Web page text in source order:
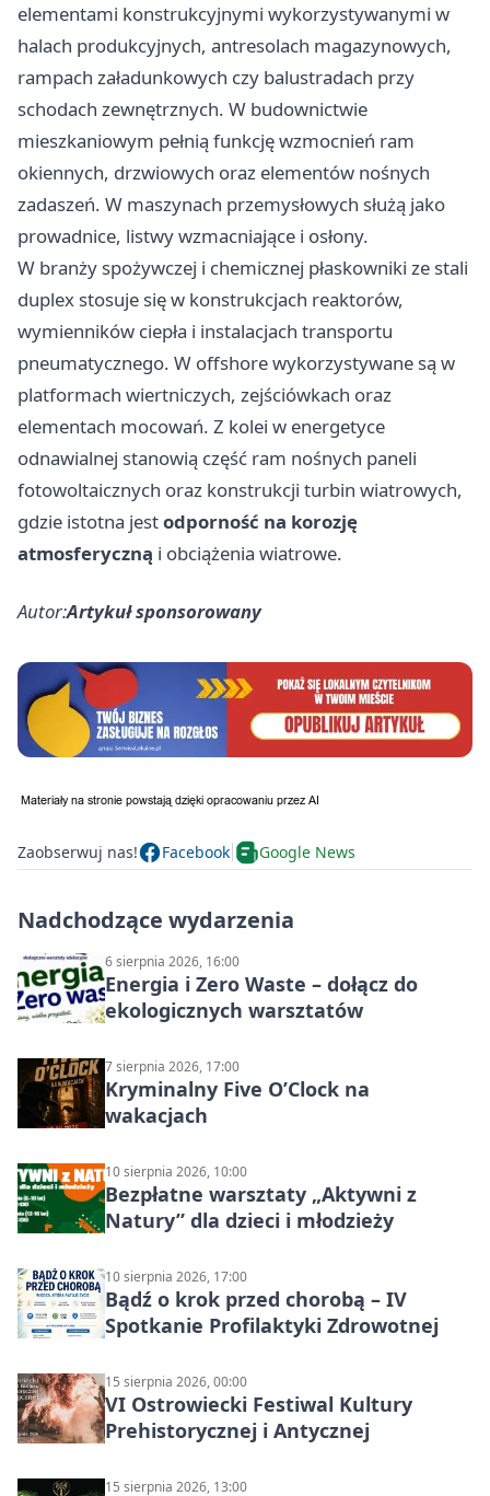
elementami konstrukcyjnymi wykorzystywanymi w
halach produkcyjnych, antresolach magazynowych,
rampach załadunkowych czy balustradach przy
schodach zewnętrznych. W budownictwie
mieszkaniowym pełnią funkcję wzmocnień ram
okiennych, drzwiowych oraz elementów nośnych
zadaszeń. W maszynach przemysłowych służą jako
prowadnice, listwy wzmacniające i osłony.
W branży spożywczej i chemicznej płaskowniki ze stali
duplex stosuje się w konstrukcjach reaktorów,
wymienników ciepła i instalacjach transportu
pneumatycznego. W offshore wykorzystywane są w
platformach wiertniczych, zejściówkach oraz
elementach mocowań. Z kolei w energetyce
odnawialnej stanowią część ram nośnych paneli
fotowoltaicznych oraz konstrukcji turbin wiatrowych,
gdzie istotna jestodporność na korozję
atmosferyczną i obciążenia wiatrowe.
Autor:Artykuł sponsorowany
Zaobserwuj nas! Facebook Google News
Nadchodzące wydarzenia
6 sierpnia 2026, 16:00
Energia i Zero Waste – dołącz do
ekologicznych warsztatów
7 sierpnia 2026, 17:00
Kryminalny Five O’Clock na
wakacjach
10 sierpnia 2026, 10:00
Bezpłatne warsztaty „Aktywni z
Natury” dla dzieci i młodzieży
10 sierpnia 2026, 17:00
Bądź o krok przed chorobą – IV
Spotkanie Profilaktyki Zdrowotnej
15 sierpnia 2026, 00:00
VI Ostrowiecki Festiwal Kultury
Prehistorycznej i Antycznej
15 sierpnia 2026, 13:00